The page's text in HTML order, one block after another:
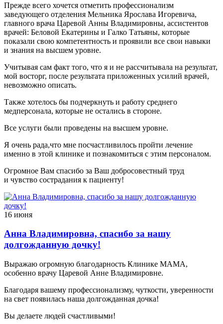
Прежде всего хочется отметить профессионализм
заведующего отделения Мельника Ярослава Игоревича,
главного врача Царевой Анны Владимировны, ассистентов
врачей: Беловой Екатерины и Галко Татьяны, которые
показали свою компетентность и проявили все свои навыки
и знания на высшем уровне.
Учитывая сам факт того, что я и не рассчитывала на результат,
мой восторг, после результата приложенных усилий врачей,
невозможно описать.
Также хотелось бы подчеркнуть и работу среднего
медперсонала, которые не остались в стороне.
Все услуги были проведены на высшем уровне.
Я очень рада,что мне посчастливилось пройти лечение
именно в этой клинике и познакомиться с этим персоналом.
Огромное Вам спасибо за Ваш добросовестный труд
и чувство сострадания к пациенту!
16 июня
Анна Владимировна, спасибо за нашу
долгожданную дочку!
Выражаю огромную благодарность Клинике МАМА,
особенно врачу Царевой Анне Владимировне.
Благодаря вашему профессионализму, чуткости, уверенности
на свет появилась наша долгожданная дочка!
Вы делаете людей счастливыми!